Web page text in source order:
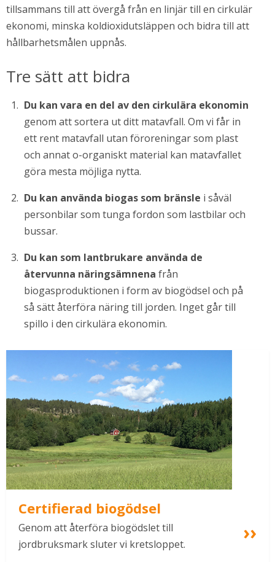
i nytt fönster.
tillsammans till att övergå från en linjär till en cirkulär
ekonomi, minska koldioxidutsläppen och bidra till att
hållbarhetsmålen uppnås.
Tre sätt att bidra
Du kan vara en del av den cirkulära ekonomin
genom att sortera ut ditt matavfall. Om vi får in
ett rent matavfall utan föroreningar som plast
och annat o-organiskt material kan matavfallet
göra mesta möjliga nytta.
Du kan använda biogas som bränsle i såväl
personbilar som tunga fordon som lastbilar och
bussar.
Du kan som lantbrukare använda de
återvunna näringsämnena från
biogasproduktionen i form av biogödsel och på
så sätt återföra näring till jorden. Inget går till
spillo i den cirkulära ekonomin.
Certifierad biogödsel
Genom att återföra biogödslet till
jordbruksmark sluter vi kretsloppet.